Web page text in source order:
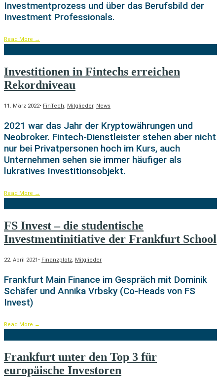
Investmentprozess und über das Berufsbild der
Investment Professionals.
Read More →
Investitionen in Fintechs erreichen
Rekordniveau
11. März 2022• FinTech, Mitglieder, News
2021 war das Jahr der Kryptowährungen und
Neobroker. Fintech-Dienstleister stehen aber nicht
nur bei Privatpersonen hoch im Kurs, auch
Unternehmen sehen sie immer häufiger als
lukratives Investitionsobjekt.
Read More →
FS Invest – die studentische
Investmentinitiative der Frankfurt School
22. April 2021 • Finanzplatz, Mitglieder
Frankfurt Main Finance im Gespräch mit Dominik
Schäfer und Annika Vrbsky (Co-Heads von FS
Invest)
Read More →
Frankfurt unter den Top 3 für
europäische Investoren